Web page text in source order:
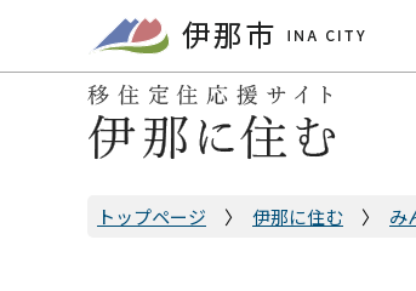
ペ
トップページ 伊那に住む み